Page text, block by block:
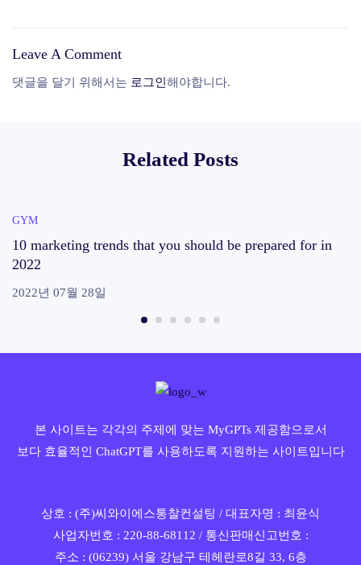
attention to
Leave A Comment
댓글을 달기 위해서는 로그인 해야합니다.
Related Posts
GYM
10 marketing trends that you should be prepared for in
2022
2022년 07월 28일
본 사이트는 각각의 주제에 맞는 MyGPTs 제공함으로서
보다 효율적인 ChatGPT를 사용하도록 지원하는 사이트입니다
상호 : (주)씨와이에스통찰컨설팅 / 대표자명 : 최윤식
사업자번호 : 220-88-68112 / 통신판매신고번호 :
주소 : (06239) 서울 강남구 테헤란로8길 33, 6층